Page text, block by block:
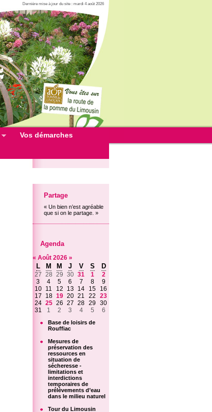
Dernière mise à jour du site : mardi 4 août 2026
Vos démarches
Partage
« Un bien n’est agréable
que si on le partage. »
Agenda
« Août 2026 »
L M M J V S D
27 28 29 30 31 1
2
3
4 5 6 7 8
9
10
11 12 13 14 15
16
17
18 19 20 21 22
23
24 25 26 27 28 29 30
31
1 2 3 4 5 6
Base de loisirs de
Rouffiac
Mesures de
préservation des
ressources en
situation de
sécheresse -
limitations et
interdictions
temporaires de
prélèvements d’eau
dans le milieu naturel
Tour du Limousin